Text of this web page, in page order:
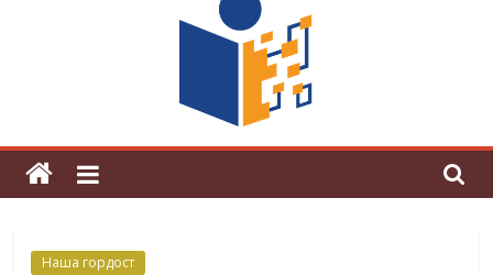
граници“
Магията на Андерсен оживя в ОУ
„Любен Каравелов“
Наша гордост